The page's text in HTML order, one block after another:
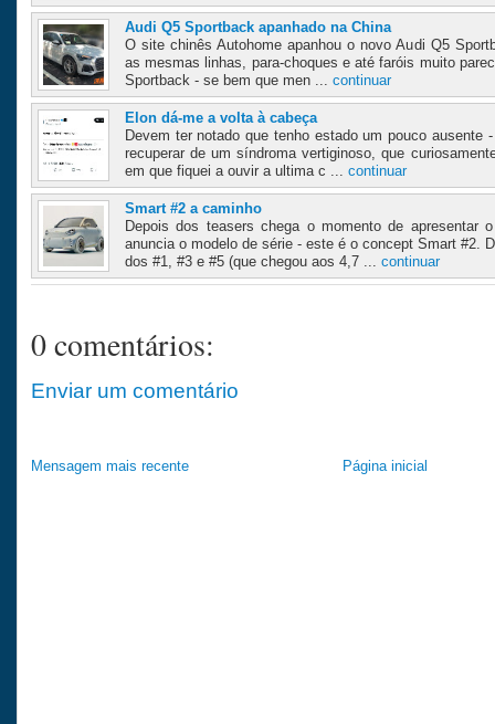
Audi Q5 Sportback apanhado na China
O site chinês Autohome apanhou o novo Audi Q5
as mesmas linhas, para-choques e até faróis muito
Sportback - se bem que men ... continuar
Elon dá-me a volta à cabeça
Devem ter notado que tenho estado um pouco ausente
recuperar de um síndroma vertiginoso, que
em que fiquei a ouvir a ultima c ... continuar
Smart #2 a caminho
Depois dos teasers chega o momento de apresentar
anuncia o modelo de série - este é o concept Smart #2.
dos #1, #3 e #5 (que chegou aos 4,7 ... continuar
0 comentários:
Enviar um comentário
Mensagem mais recente Página inicial